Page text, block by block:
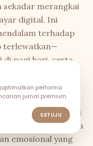
sekadar merangkai
digital. Ini
terhadap
terlewatkan—
di pagi hari, serta
Mrs*, kami
inspirasi dekorasi
masakan sederhana
emosional yang
performa
jurnal premium.
SETUJU